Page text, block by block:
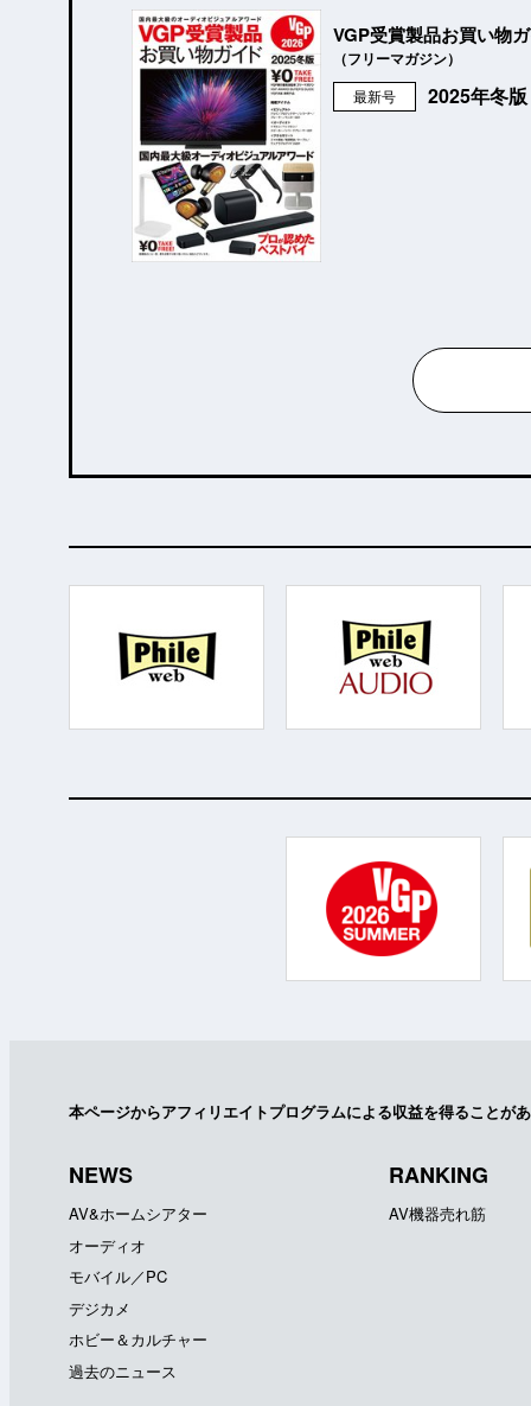
VGP受賞製品お買い物
（フリーマガジン）
最新号 2025年冬
本ページからアフィリエイトプログラムによる収益を得ることが
NEWS
AV&ホームシアター
オーディオ
モバイル／PC
デジカメ
ホビー＆カルチャー
過去のニュース
RANKING
AV機器売れ筋